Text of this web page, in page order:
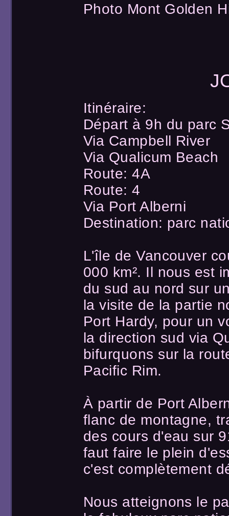
Photo Mont Golden
Itinéraire:
Départ à 9h du parc
Via Campbell River
Via Qualicum Beach
Route: 4A
Route: 4
Via Port Alberni
Destination: parc
L'île de Vancouver
000 km². Il nous est
du sud au nord sur
la visite de la partie
Port Hardy, pour un
la direction sud via
bifurquons sur la
Pacific Rim.
À partir de Port
flanc de montagne,
des cours d'eau sur
faut faire le plein
c'est complètement
Nous atteignons le